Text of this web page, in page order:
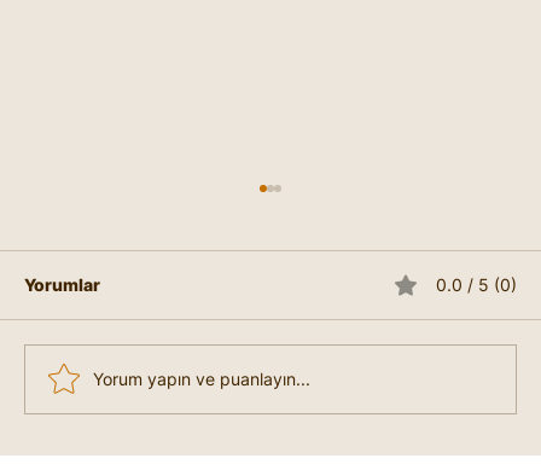
Yorumlar 0.0 / 5 (0)
Yorum yapın ve puanlayın...